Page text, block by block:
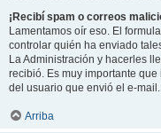
¡Recibí spam o correos
Lamentamos oír eso. El
controlar quién ha enviado
La Administración y hacerles
recibió. Es muy importante
del usuario que envió el e-
Arriba